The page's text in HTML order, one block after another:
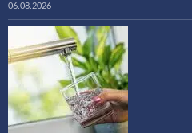
06.08.2026